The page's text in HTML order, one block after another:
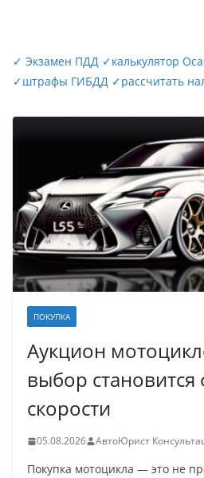
✓ Экзамен ПДД ✓калькулятор
✓штрафы ГИБДД ✓рассчитать
ПОКУПКА
Аукцион
выбор
скорости
05.08.2026 АвтоЮрист
Покупка мотоцикла — это не